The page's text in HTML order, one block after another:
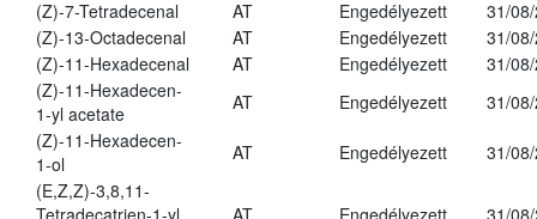
(Z)-7-Tetradecenal
AT Engedélyezett
31/
(Z)-13-Octadecenal
AT Engedélyezett
31/
(Z)-11-Hexadecenal
AT Engedélyezett
31/
(Z)-11-Hexadecen-
1-yl acetate
AT Engedélyezett
31/
(Z)-11-Hexadecen-
1-ol
AT Engedélyezett
31/
(E,Z,Z)-3,8,11-